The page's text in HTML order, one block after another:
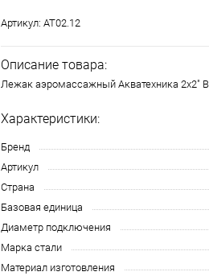
Артикул: AT02.12
Описание товара:
Лежак аэромассажный Акватехника 2х2"
Характеристики:
Бренд
Артикул
Страна
Базовая единица
Диаметр подключения
Марка стали
Материал изготовления